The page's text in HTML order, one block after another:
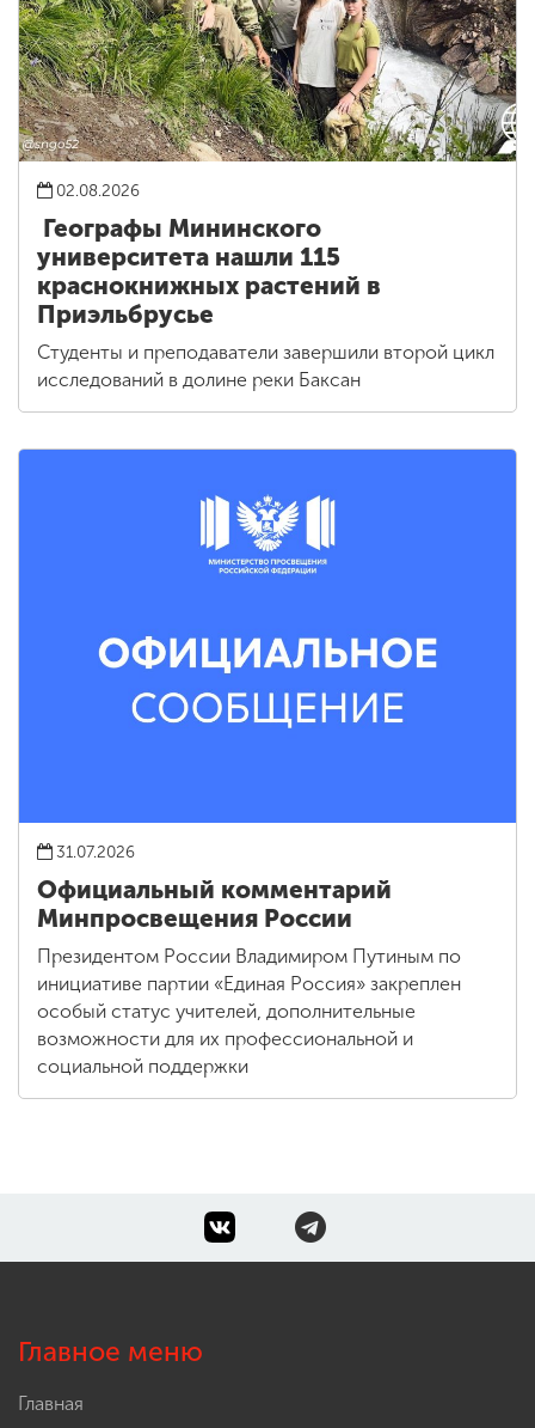
02.08.2026
Географы Мининского
университета нашли 115
краснокнижных растений в
Приэльбрусье
Студенты и преподаватели завершили второй цикл
исследований в долине реки Баксан
31.07.2026
Официальный комментарий
Минпросвещения России
Президентом России Владимиром Путиным по
инициативе партии «Единая Россия» закреплен
особый статус учителей, дополнительные
возможности для их профессиональной и
социальной поддержки
Главное меню
Главная